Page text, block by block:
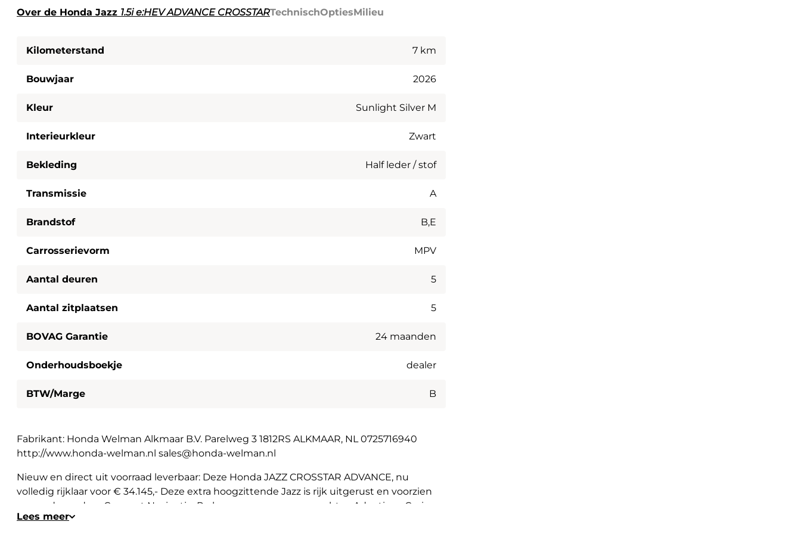
Over de Honda Jazz 1.5i e:HEV ADVANCE CROSSTARTechnischOptiesMilieu
Kilometerstand 7 km
Bouwjaar 2026
Kleur Sunlight Silver M
Interieurkleur Zwart
Bekleding Half leder / stof
Transmissie A
Brandstof B,E
Carrosserievorm MPV
Aantal deuren 5
Aantal zitplaatsen 5
BOVAG Garantie 24 maanden
Onderhoudsboekje dealer
BTW/Marge B
Fabrikant: Honda Welman Alkmaar B.V. Parelweg 3 1812RS ALKMAAR, NL 0725716940
http://www.honda-welman.nl sales@honda-welman.nl
Nieuw en direct uit voorraad leverbaar: Deze Honda JAZZ CROSSTAR ADVANCE, nu
volledig rijklaar voor € 34.145,- Deze extra hoogzittende Jazz is rijk uitgerust en voorzien
van onder andere Connect Navigatie, Parkeersensoren voor en achter, Adaptieve Cruise
control, Stuurverwarming, Achteruitrijcamera met parkeerhulp, LED verlichting rondom,
Lees meer